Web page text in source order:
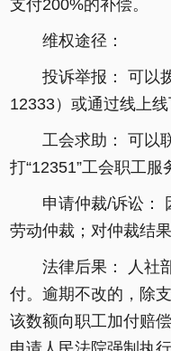
支付200%的补偿。
维权途径：
投诉举报： 可以拨
12333）或通过线上
工会求助： 可以联
打“12351”工会职工服
申请仲裁/诉讼：
劳动仲裁；对仲裁结
法律后果： 人社部
付。逾期不改的，除
该数额向职工加付赔